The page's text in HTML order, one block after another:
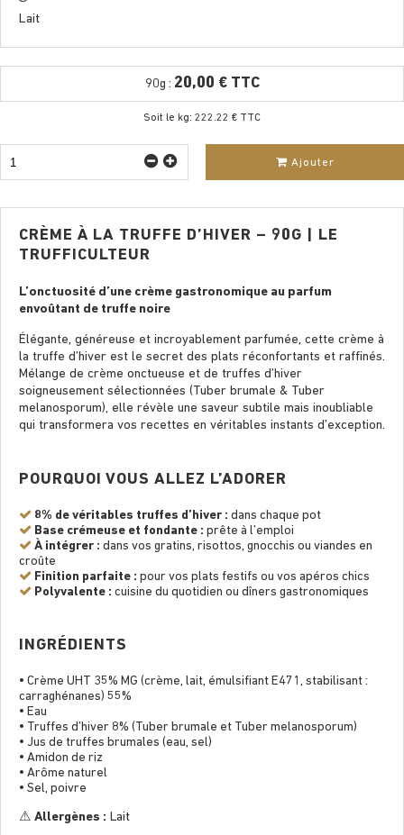
Lait
90g : 20,00 € TTC
Soit le kg: 222.22 € TTC
Ajouter
CRÈME À LA TRUFFE D’HIVER – 90G | LE
TRUFFICULTEUR
L’onctuosité d’une crème gastronomique au parfum
envoûtant de truffe noire
Élégante, généreuse et incroyablement parfumée, cette crème à
la truffe d’hiver est le secret des plats réconfortants et raffinés.
Mélange de crème onctueuse et de truffes d’hiver
soigneusement sélectionnées (Tuber brumale & Tuber
melanosporum), elle révèle une saveur subtile mais inoubliable
qui transformera vos recettes en véritables instants d’exception.
POURQUOI VOUS ALLEZ L’ADORER
8% de véritables truffes d’hiver : dans chaque pot
Base crémeuse et fondante : prête à l’emploi
À intégrer : dans vos gratins, risottos, gnocchis ou viandes en
croûte
Finition parfaite : pour vos plats festifs ou vos apéros chics
Polyvalente : cuisine du quotidien ou dîners gastronomiques
INGRÉDIENTS
• Crème UHT 35% MG (crème, lait, émulsifiant E471, stabilisant :
carraghénanes) 55%
• Eau
• Truffes d’hiver 8% (Tuber brumale et Tuber melanosporum)
• Jus de truffes brumales (eau, sel)
• Amidon de riz
• Arôme naturel
• Sel, poivre
⚠ Allergènes : Lait